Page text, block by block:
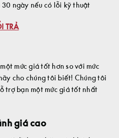
ngày nếu có lỗi kỹ thuật
TRẢ
mức giá tốt hơn so với mức
cho chúng tôi biết! Chúng tôi
trợ bạn một mức giá tốt nhất
giá cao